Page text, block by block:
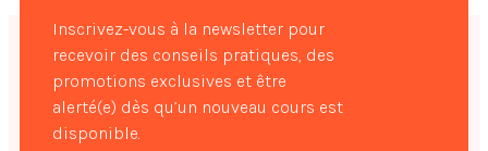
Inscrivez-vous à la newsletter pour
recevoir des conseils pratiques, des
promotions exclusives et être
alerté(e) dès qu’un nouveau cours est
disponible.